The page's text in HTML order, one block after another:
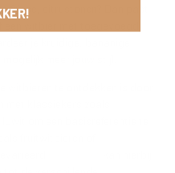
frisse, citrustonen? Dan past